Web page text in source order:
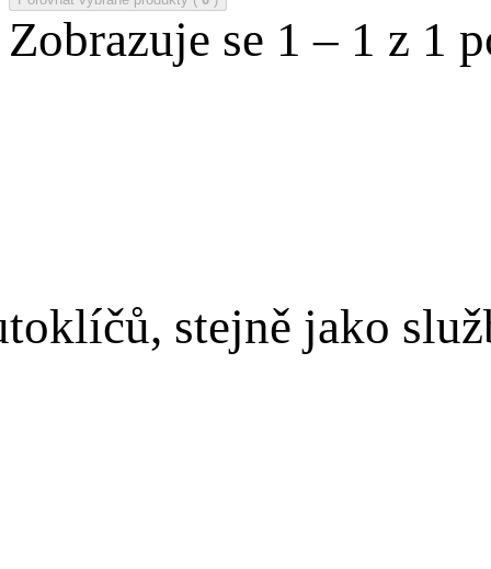
Zobrazuje se 1 – 1 z 1
stejně jako